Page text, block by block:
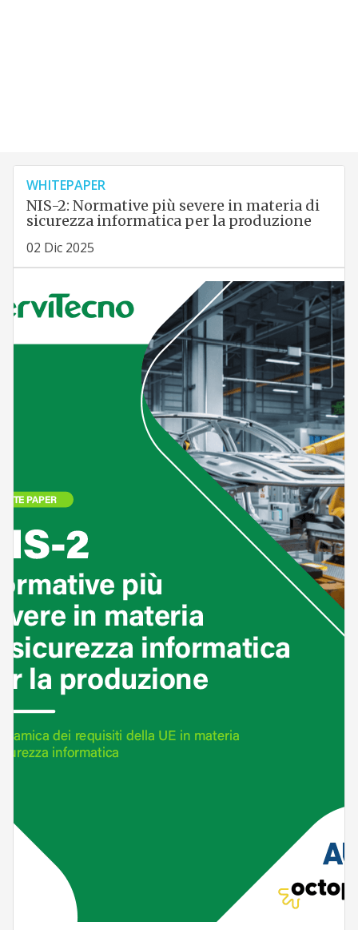
WHITEPAPER
NIS-2: Normative più severe in materia di
sicurezza informatica per la produzione
02 Dic 2025